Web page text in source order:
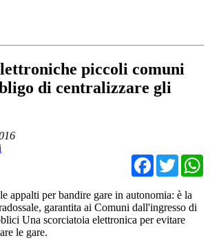
piccoli comuni
di centralizzare gli
appalti per bandire gare in autonomia: è la
garantita ai Comuni dall'ingresso di
Una scorciatoia elettronica per evitare
le gare.